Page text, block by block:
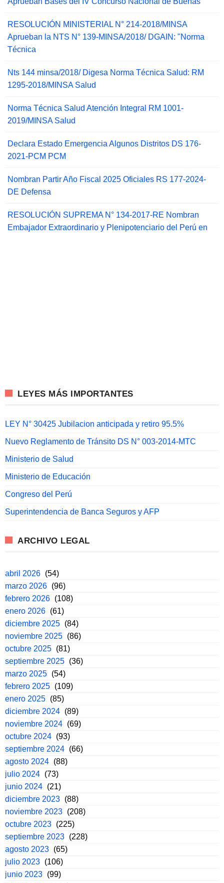
RESOLUCIÓN MINISTERIAL N° 214-2018/MINSA
Aprueban la NTS N° 139-MINSA/2018/ DGAIN: "Norma
Técnica
Nts 144 minsa/2018/ Digesa Norma Técnica Salud: RM
1295-2018/MINSA Salud
Norma Técnica Salud Atención Integral RM 1001-
2019/MINSA Salud
Declara Estado Emergencia Algunos Distritos DS 176-
2021-PCM PCM
Nombran Partir Año Fiscal 2025 Oficiales RS 177-2024-
DE Defensa
RESOLUCIÓN SUPREMA N° 134-2017-RE Nombran
Embajador Extraordinario y Plenipotenciario del Perú en
LEYES MÁS IMPORTANTES
LEY N° 30425 Jubilacion anticipada y retiro 95.5%
Nuevo Reglamento de Tránsito DS N° 003-2014-MTC
Ministerio de Salud
Ministerio de Educación
Congreso del Perú
Superintendencia de Banca Seguros y AFP
ARCHIVO LEGAL
abril 2026 (54)
marzo 2026 (96)
febrero 2026 (108)
enero 2026 (61)
diciembre 2025 (84)
noviembre 2025 (86)
octubre 2025 (81)
septiembre 2025 (36)
marzo 2025 (54)
febrero 2025 (109)
enero 2025 (85)
diciembre 2024 (89)
noviembre 2024 (69)
octubre 2024 (93)
septiembre 2024 (66)
agosto 2024 (88)
julio 2024 (73)
junio 2024 (21)
diciembre 2023 (88)
noviembre 2023 (208)
octubre 2023 (225)
septiembre 2023 (228)
agosto 2023 (65)
julio 2023 (106)
junio 2023 (99)